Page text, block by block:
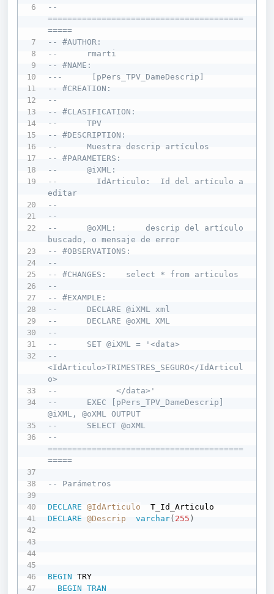
--
========================================
=====
-- #AUTHOR:
--      rmarti
-- #NAME:
---      [pPers_TPV_DameDescrip]
-- #CREATION:
--
-- #CLASIFICATION:
--      TPV
-- #DESCRIPTION:
--      Muestra descrip artículos
-- #PARAMETERS:
--      @iXML:
--        IdArticulo:  Id del artículo a
editar
--
--
--      @oXML:      descrip del artículo
buscado, o mensaje de error
-- #OBSERVATIONS:
--
-- #CHANGES:    select * from articulos
--
-- #EXAMPLE:
--      DECLARE @iXML xml
--      DECLARE @oXML XML
--
--      SET @iXML = '<data>
--
<IdArticulo>TRIMESTRES_SEGURO</IdArticul
o>
--            </data>'
--      EXEC [pPers_TPV_DameDescrip]
@iXML, @oXML OUTPUT
--      SELECT @oXML
--
========================================
=====
-- Parámetros
DECLARE @IdArticulo
DECLARE
@Descrip varchar( 255 )
BEGIN TRY
BEGIN
TRAN